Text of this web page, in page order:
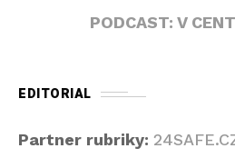
PODCAST: V
EDITORIAL
Partner rubriky: